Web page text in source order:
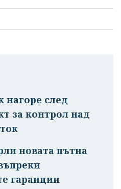
нагоре след
за контрол над
новата пътна
гаранции